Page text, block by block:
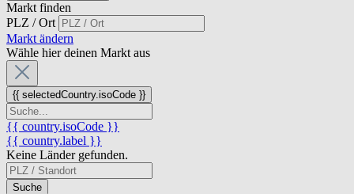
Markt finden
PLZ / Ort
Markt ändern
Wähle hier deinen Markt aus
{{ selectedCountry.isoCode }}
{{ country.isoCode }}
{{ country.label }}
Keine Länder gefunden.
Suche